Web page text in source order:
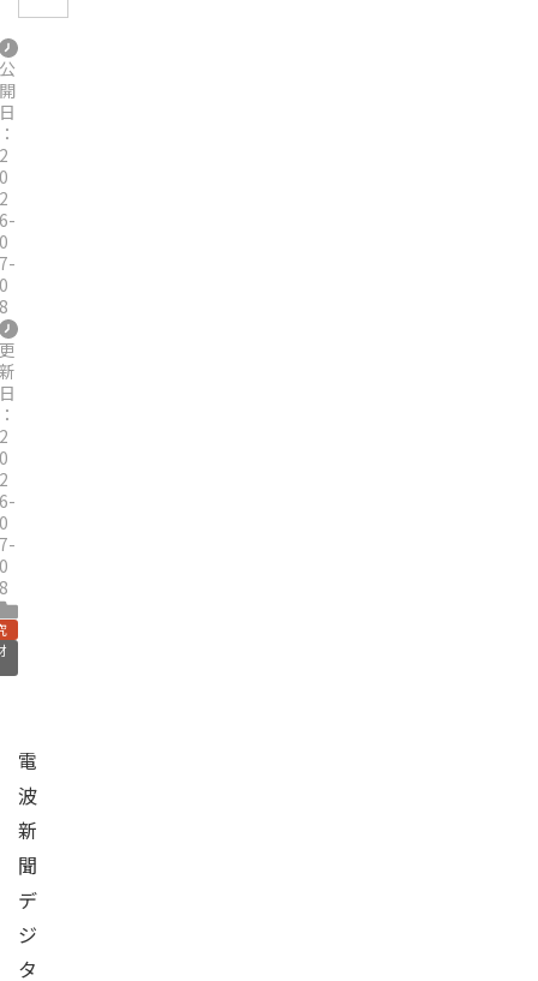
公
開
日
：
2
0
2
6-
0
7-
0
8
更
新
日
：
2
0
2
6-
0
7-
0
8
電
波
新
聞
デ
ジ
タ